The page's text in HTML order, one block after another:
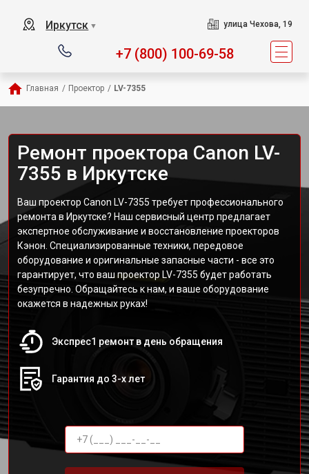
Иркутск ▼ улица Чехова, 19
+7 (800) 100-69-58
Главная / Проектор / LV-7355
Ремонт проектора Canon LV-
7355 в Иркутске
Ваш проектор Canon LV-7355 требует профессионального
ремонта в Иркутске? Наш сервисный центр предлагает
экспертное обслуживание и восстановление проекторов
Кэнон. Специализированные техники, передовое
оборудование и оригинальные запасные части - все это
гарантирует, что ваш проектор LV-7355 будет работать
безупречно. Обращайтесь к нам, и ваше оборудование
окажется в надежных руках!
Экспрес1 ремонт в день обращения
Гарантия до 3-х лет